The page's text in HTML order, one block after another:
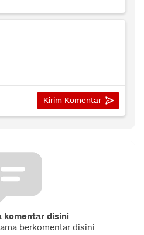
komentar disini
berkomentar disini